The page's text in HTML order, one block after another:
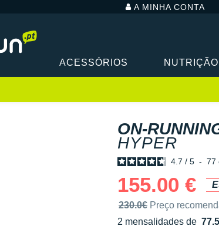
A MINHA CONTA
ACESSÓRIOS NUTRIÇÃO
ON-
HYPER
4.7 / 5 - 77
155.00 €
Preço de venda
230.0€ Preço
2 mensalidades de
sem custos